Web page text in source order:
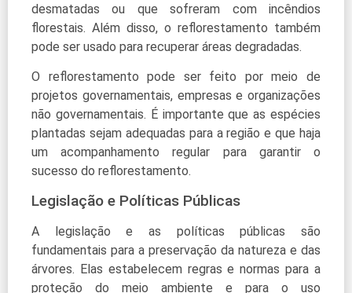
desmatadas ou que sofreram com incêndios
florestais. Além disso, o reflorestamento também
pode ser usado para recuperar áreas degradadas.
O reflorestamento pode ser feito por meio de
projetos governamentais, empresas e organizações
não governamentais. É importante que as espécies
plantadas sejam adequadas para a região e que haja
um acompanhamento regular para garantir o
sucesso do reflorestamento.
Legislação e Políticas Públicas
A legislação e as políticas públicas são
fundamentais para a preservação da natureza e das
árvores. Elas estabelecem regras e normas para a
proteção do meio ambiente e para o uso